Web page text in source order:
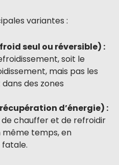
variantes :
seul ou réversible) :
soit le
mais pas les
des zones
d’énergie) :
chauffer et de refroidir
temps, en